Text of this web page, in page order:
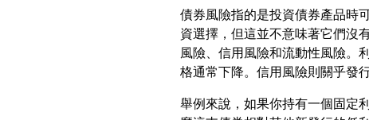
債券風險指的是投資債券產品時
資選擇，但這並不意味著它們沒
風險、信用風險和流動性風險。
舉例來說，如果你持有一個固定